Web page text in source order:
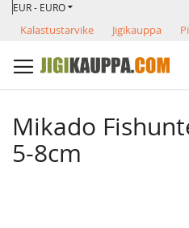
Skip
Content
VALUUTTA
EUR - EURO
Kalastustarvike Jigikauppa
Mikado
5-8cm